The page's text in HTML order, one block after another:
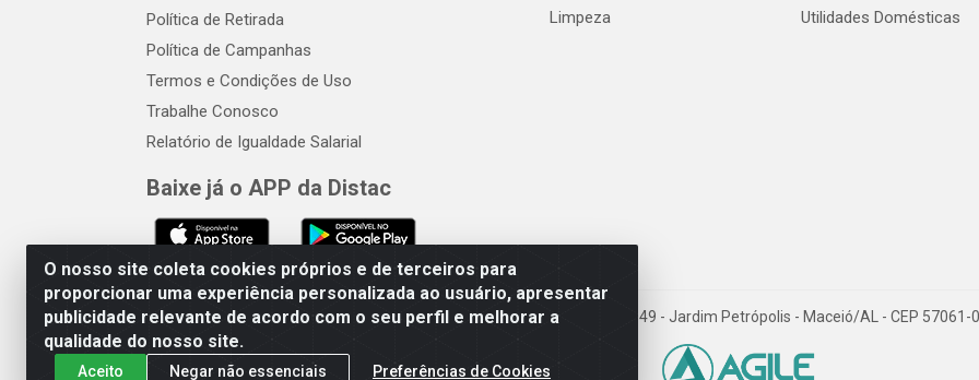
O nosso site coleta cookies próprios e de terceiros para
proporcionar uma experiência personalizada ao usuário, apresentar
publicidade relevante de acordo com o seu perfil e melhorar a
qualidade do nosso site.
Aceito Negar não essenciais Preferências de Cookies
Política de Retirada
Política de Campanhas
Termos e Condições de Uso
Trabalhe Conosco
Relatório de Igualdade Salarial
Baixe já o APP da Distac
Limpeza
Utilidades Domésticas
Distac Distribuidora - Av. Durval de Góes Monteiro, 7049 - Jardim Petrópolis - Maceió/AL - CEP